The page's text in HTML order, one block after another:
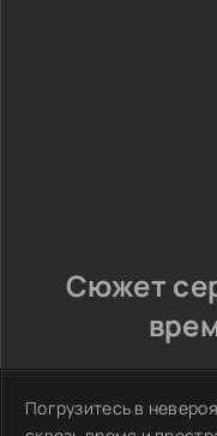
Сюжет
Погрузитесь в